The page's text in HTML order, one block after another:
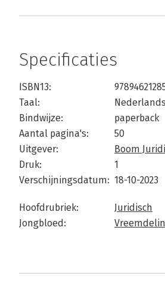
Specificaties
ISBN13:
Taal:
Nederlands
Bindwijze:
paperback
Aantal pagina's:
50
Uitgever:
Boom
Druk:
1
Verschijningsdatum: 18-10-2023
Hoofdrubriek:
Juridisch
Jongbloed: